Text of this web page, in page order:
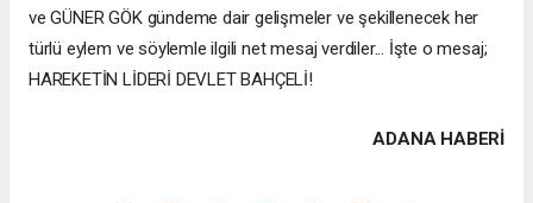
ve GÜNER GÖK gündeme dair gelişmeler ve şekillenecek her
türlü eylem ve söylemle ilgili net mesaj verdiler... İşte o mesaj;
HAREKETİN LİDERİ DEVLET BAHÇELİ!
ADANA HABERİ